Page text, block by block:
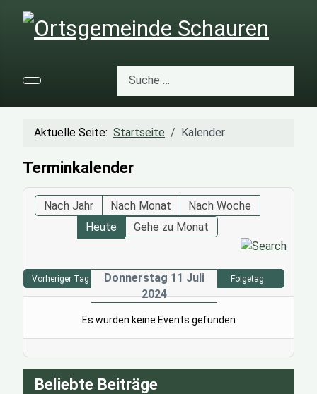
Suchen
Aktuelle Seite: Startseite Kalender
Terminkalender
Nach Jahr Nach Monat
Nach Woche
Heute
Gehe zu Monat
Vorheriger Tag
Donnerstag 11 Juli
2024
Folgetag
Es wurden keine Events gefunden
Beliebte Beiträge